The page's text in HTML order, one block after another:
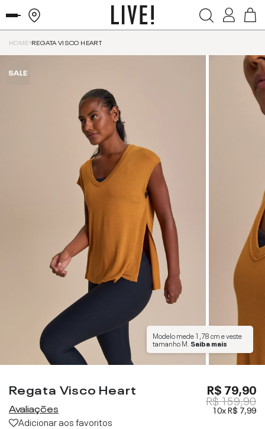
HOME REGATA VISCO HEART
Modelo mede1,78 cme veste
tamanhoM Saiba mais
Regata Visco Heart
Avaliações
Adicionar aos favoritos
R$ 79,90
R$ 159,90
10xR$ 7,99